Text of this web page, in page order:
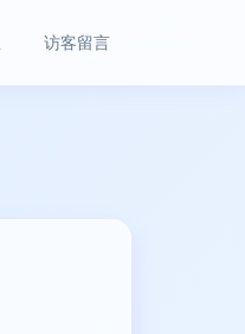
访客留言